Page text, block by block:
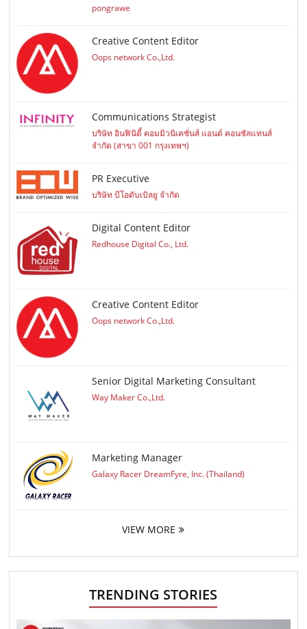
pongrawe
Creative Content Editor
Oops network Co.,Ltd.
Communications Strategist
บริษัท อินฟินิตี้ คอมมิวนิเคชั่นส์ แอนด์ คอนซัลแทนส์
จำกัด (สาขา 001 กรุงเทพฯ)
PR Executive
บริษัท บีโอดับเบิลยู จำกัด
Digital Content Editor
Redhouse Digital Co., Ltd.
Creative Content Editor
Oops network Co.,Ltd.
Senior Digital Marketing Consultant
Way Maker Co.,Ltd.
Marketing Manager
Galaxy Racer DreamFyre, Inc. (Thailand)
VIEW MORE
TRENDING STORIES